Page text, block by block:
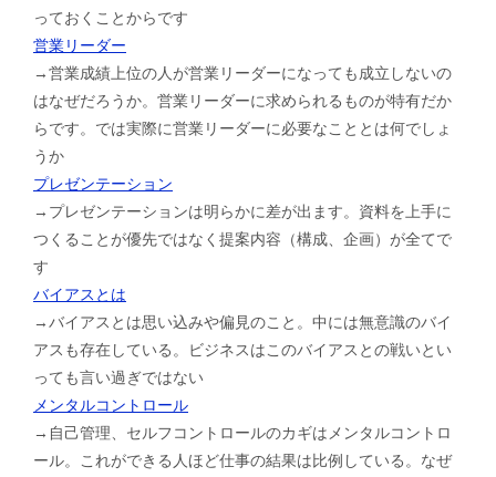
っておくことからです
営業リーダー
→営業成績上位の人が営業リーダーになっても成立しないの
はなぜだろうか。営業リーダーに求められるものが特有だか
らです。では実際に営業リーダーに必要なこととは何でしょ
うか
プレゼンテーション
→プレゼンテーションは明らかに差が出ます。資料を上手に
つくることが優先ではなく提案内容（構成、企画）が全てで
す
バイアスとは
→バイアスとは思い込みや偏見のこと。中には無意識のバイ
アスも存在している。ビジネスはこのバイアスとの戦いとい
っても言い過ぎではない
メンタルコントロール
→自己管理、セルフコントロールのカギはメンタルコントロ
ール。これができる人ほど仕事の結果は比例している。なぜ